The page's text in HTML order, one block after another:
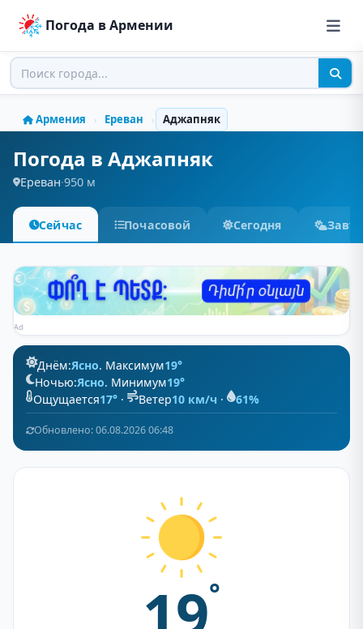
Погода в Армении
Армения › Ереван › Аджапняк
Погода в Аджапняк
Ереван·950 м
Сейчас Почасовой Сегодня
Ad
Днём:Ясно. Максимум19°
Ночью:Ясно. Минимум19°
Ощущается17° · Ветер10 км/ч · 61%
Обновлено: 06.08.2026 06:48
°